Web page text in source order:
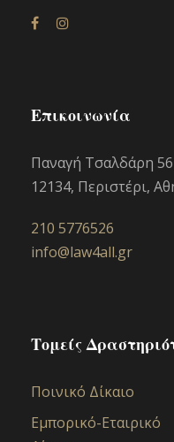
Επικοινωνία
Παναγή Τσαλδάρη
12134, Περιστέρι,
210 5776526
info@law4all.gr
Τομείς
Ποινικό Δίκαιο
Εμπορικό-Εταιρικό